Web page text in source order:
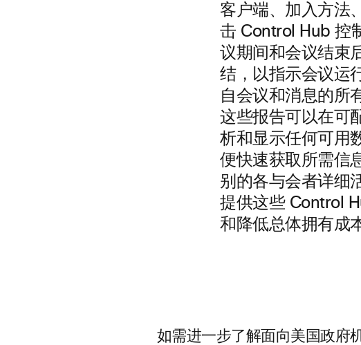
客户端、加入方法
击 Control Hub 控
议期间和会议结束
结，以指示会议运
自会议和消息的所
这些报告可以在可
析和显示任何可用
便快速获取所需信
别的各与会者详细
提供这些 Control
和降低总体拥有成
如需进一步了解面向美国政府